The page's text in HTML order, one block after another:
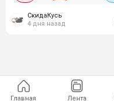
Главная Лента
Силуэт...
СкидаКусь
4 дня назад